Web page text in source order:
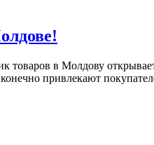
в Молдову
привлекают